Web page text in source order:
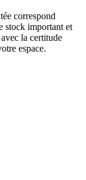
correspond
stock important et
la certitude
espace.